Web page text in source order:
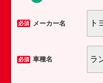
必須 メーカー名
必須 車種名